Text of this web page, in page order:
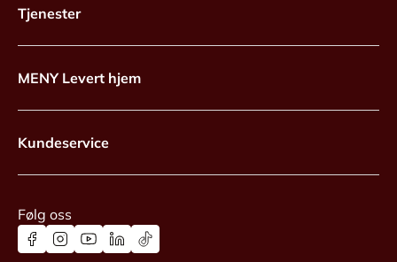
Tjenester
MENY Levert hjem
Kundeservice
Følg oss